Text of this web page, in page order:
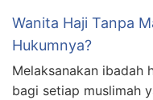
Wanita Haji Tanpa
Hukumnya?
Melaksanakan ibadah
bagi setiap muslimah